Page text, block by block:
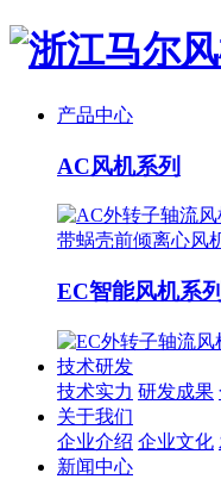
产品中心
AC风机系列
带蜗壳前倾离心风
EC智能风机系列
技术研发
技术实力 研发成果
关于我们
企业介绍 企业文化
新闻中心